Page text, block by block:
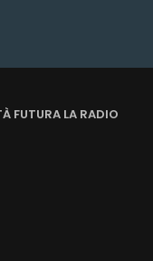
FUTURA LA RADIO